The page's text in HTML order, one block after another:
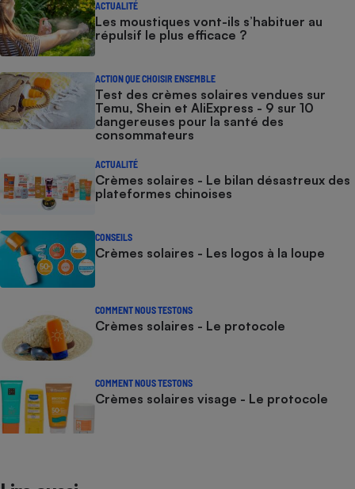
ACTUALITÉ
Les moustiques vont-ils s’habituer au
répulsif le plus efficace ?
ACTION QUE CHOISIR ENSEMBLE
Test des crèmes solaires vendues sur
Temu, Shein et AliExpress - 9 sur 10
dangereuses pour la santé des
consommateurs
ACTUALITÉ
Crèmes solaires - Le bilan désastreux des
plateformes chinoises
CONSEILS
Crèmes solaires - Les logos à la loupe
COMMENT NOUS TESTONS
Crèmes solaires - Le protocole
COMMENT NOUS TESTONS
Crèmes solaires visage - Le protocole